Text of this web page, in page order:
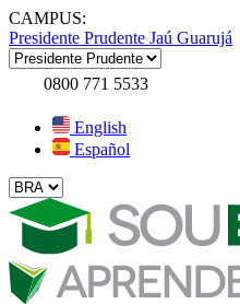
CAMPUS:
Presidente Prudente Jaú Guarujá
0800 771 5533
English
Español